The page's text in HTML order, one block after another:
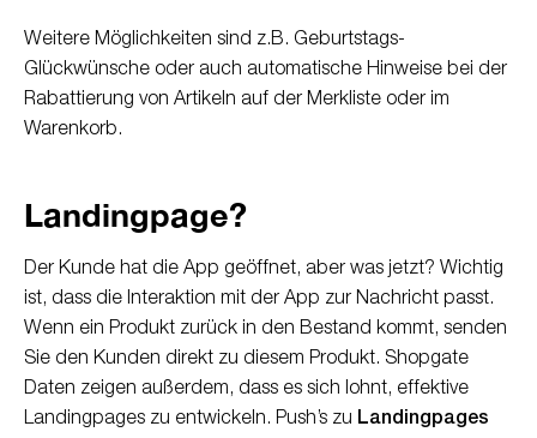
Weitere Möglichkeiten sind z.B. Geburtstags-
Glückwünsche oder auch automatische Hinweise bei der
Rabattierung von Artikeln auf der Merkliste oder im
Warenkorb.
Landingpage?
Der Kunde hat die App geöffnet, aber was jetzt? Wichtig
ist, dass die Interaktion mit der App zur Nachricht passt.
Wenn ein Produkt zurück in den Bestand kommt, senden
Sie den Kunden direkt zu diesem Produkt. Shopgate
Daten zeigen außerdem, dass es sich lohnt, effektive
Landingpages zu entwickeln. Push’s zu Landingpages